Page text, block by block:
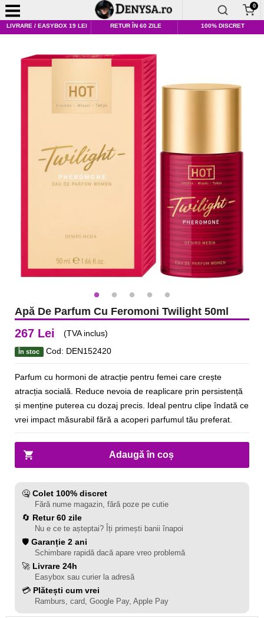
0
LIVRARE / EASYBOX 19 LEI RETUR ÎN 60 ZILE 100% DISCRET
Apă De Parfum Cu Feromoni Twilight 50ml
267 Lei (TVA inclus)
În stoc Cod: DEN152420
Parfum cu hormoni de atracție pentru femei care crește
atracția socială. Reduce nevoia de reaplicare prin persistență
și menține puterea cu dozaj precis. Ideal pentru clipe îndată ce
vrei impact măsurabil fără a acoperi parfumul tău preferat.
Adaugă în coș
🤐 Colet 100% discret
Fără nume magazin, fără poze pe cutie
🔄 Retur 60 zile
Nu e ce te așteptai? Îți primești banii înapoi
🛡️ Garanție 2 ani
Schimbare rapidă dacă apare vreo problemă
🚀 Livrare 24h
Easybox sau curier la adresă
💳 Plătești cum vrei
Ramburs, card, Google Pay, Apple Pay